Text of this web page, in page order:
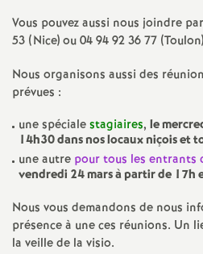
Vous pouvez aussi nous joindre
53 (Nice) ou 04 94 92 36 77
Nous organisons aussi des
prévues :
une spécialestagiaires, le
14h30 dans nos locaux niçois et
une autre pour tous les entrants
vendredi 24 mars à partir de 17h
Nous vous demandons de nous
présence à une ces réunions. Un
la veille de la visio.